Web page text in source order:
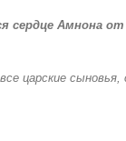
сердце Амнона от
царские сыновья,